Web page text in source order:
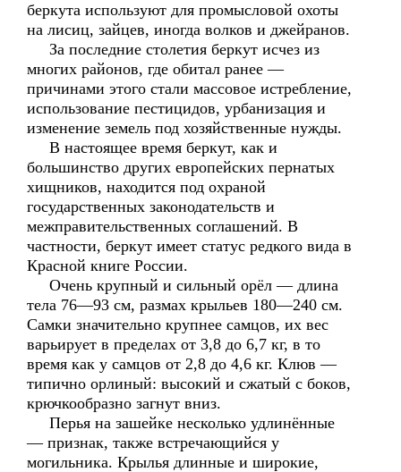
беркута используют для промысловой охоты
на лисиц, зайцев, иногда волков и джейранов.
За последние столетия беркут исчез из
многих районов, где обитал ранее —
причинами этого стали массовое истребление,
использование пестицидов, урбанизация и
изменение земель под хозяйственные нужды.
В настоящее время беркут, как и
большинство других европейских пернатых
хищников, находится под охраной
государственных законодательств и
межправительственных соглашений. В
частности, беркут имеет статус редкого вида в
Красной книге России.
Очень крупный и сильный орёл — длина
тела 76—93 см, размах крыльев 180—240 см.
Самки значительно крупнее самцов, их вес
варьирует в пределах от 3,8 до 6,7 кг, в то
время как у самцов от 2,8 до 4,6 кг. Клюв —
типично орлиный: высокий и сжатый с боков,
крючкообразно загнут вниз.
Перья на зашейке несколько удлинённые
— признак, также встречающийся у
могильника. Крылья длинные и широкие,